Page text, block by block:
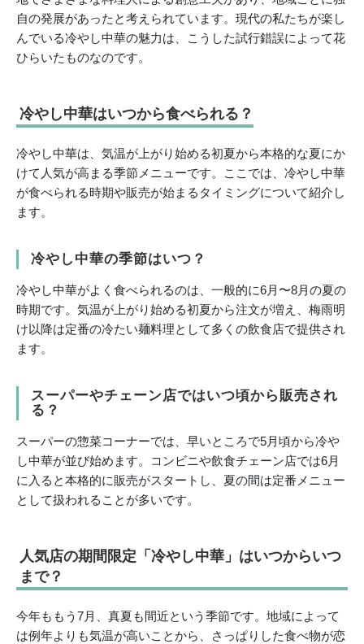
自の発展があったと考えられています。現代の私たちが楽し
んでいる冷やし中華の魅力は、こうした試行錯誤によって花
ひらいたものなのです。
冷やし中華はいつから食べられる？
冷やし中華は、気温が上がり始める初夏から本格的な夏にか
けて人気が高まる季節メニューです。ここでは、冷やし中華
が食べられる時期や販売が始まるタイミングについて紹介し
ます。
冷やし中華の季節はいつ？
冷やし中華がよく食べられるのは、一般的に6月〜8月の夏の
時期です。気温が上がり始める初夏から注文が増え、梅雨明
け以降は定番の冷たい麺料理として多くの飲食店で提供され
ます。
スーパーやチェーン店ではいつ頃から販売され
る？
スーパーの惣菜コーナーでは、早いところで5月頃から冷や
し中華が並び始めます。コンビニや飲食チェーン店では6月
に入ると本格的に販売がスタートし、夏の間は定番メニュー
として扱われることが多いです。
人気店の期間限定「冷やし中華」はいつからいつ
まで？
今年ももう7月、真夏も間近という季節です。地域によって
は例年よりも気温が高いことから、さっぱりした食べ物が恋